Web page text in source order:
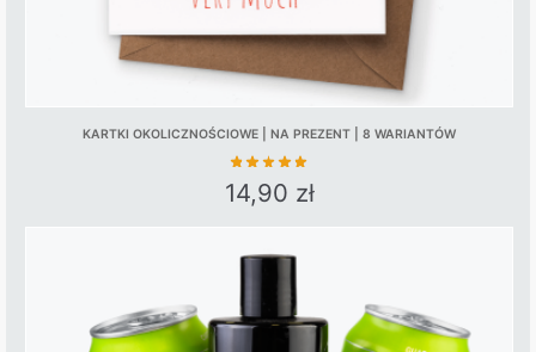
KARTKI OKOLICZNOŚCIOWE | NA PREZENT | 8 WARIANTÓW
14,90 zł
This
product
multiple
variants.